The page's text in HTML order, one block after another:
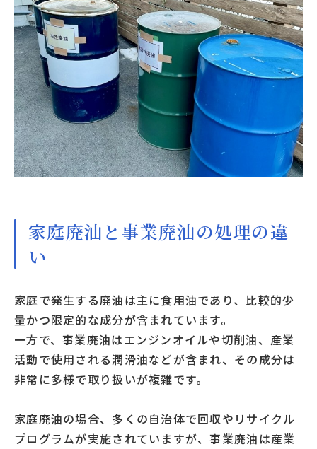
家庭廃油と事業廃油の処理の違
い
家庭で発生する廃油は主に食用油であり、比較的少
量かつ限定的な成分が含まれています。
一方で、事業廃油はエンジンオイルや切削油、産業
活動で使用される潤滑油などが含まれ、その成分は
非常に多様で取り扱いが複雑です。
家庭廃油の場合、多くの自治体で回収やリサイクル
プログラムが実施されていますが、事業廃油は産業